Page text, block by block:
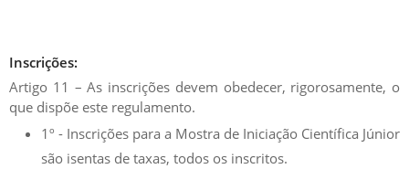
Inscrições:
Artigo 11 – As inscrições devem obedecer, rigorosamente, o
que dispõe este regulamento.
1º - Inscrições para a Mostra de Iniciação Científica Júnior
são isentas de taxas, todos os inscritos.